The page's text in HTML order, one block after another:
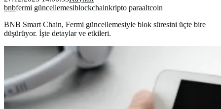
bnbfermi güncellemesiblockchainkripto paraaltcoin
BNB Smart Chain, Fermi güncellemesiyle blok süresini üçte bire
düşürüyor. İşte detaylar ve etkileri.